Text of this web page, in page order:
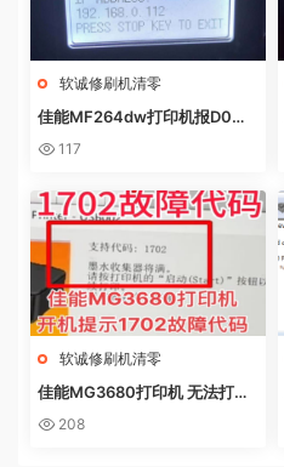
软诚修刷机清零
佳能MF264dw打印机报D0W
NL0AD MODE快速解决方法
117
软诚修刷机清零
佳能MG3680打印机 无法打印
电脑提示错误代码5B02 废墨收
208